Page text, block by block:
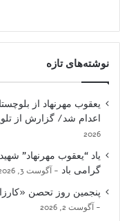
نوشته‌های تازه
یعقوب مهرنهاد از
اعدام شد/ گزارش از
2026
یاد “یعقوب مهرنهاد”
گرامی باد
آگوست 3, 2026
پنجمین روز تحصن
آگوست 2, 2026